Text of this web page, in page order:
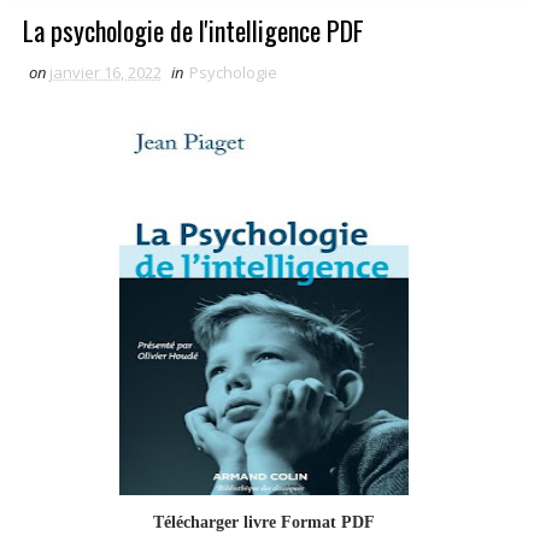
La psychologie de l'intelligence PDF
on janvier 16, 2022 in Psychologie
Télécharger livre Format PDF